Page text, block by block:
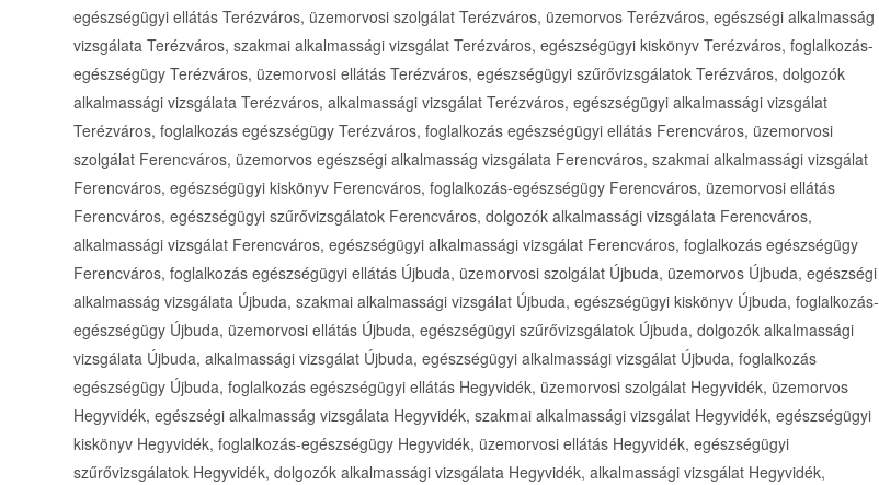
egészségügyi ellátás Terézváros, üzemorvosi szolgálat Terézváros, üzemorvos Terézváros, egészségi alkalmasság
vizsgálata Terézváros, szakmai alkalmassági vizsgálat Terézváros, egészségügyi kiskönyv Terézváros, foglalkozás-
egészségügy Terézváros, üzemorvosi ellátás Terézváros, egészségügyi szűrővizsgálatok Terézváros, dolgozók
alkalmassági vizsgálata Terézváros, alkalmassági vizsgálat Terézváros, egészségügyi alkalmassági vizsgálat
Terézváros, foglalkozás egészségügy Terézváros, foglalkozás egészségügyi ellátás Ferencváros, üzemorvosi
szolgálat Ferencváros, üzemorvos egészségi alkalmasság vizsgálata Ferencváros, szakmai alkalmassági vizsgálat
Ferencváros, egészségügyi kiskönyv Ferencváros, foglalkozás-egészségügy Ferencváros, üzemorvosi ellátás
Ferencváros, egészségügyi szűrővizsgálatok Ferencváros, dolgozók alkalmassági vizsgálata Ferencváros,
alkalmassági vizsgálat Ferencváros, egészségügyi alkalmassági vizsgálat Ferencváros, foglalkozás egészségügy
Ferencváros, foglalkozás egészségügyi ellátás Újbuda, üzemorvosi szolgálat Újbuda, üzemorvos Újbuda, egészségi
alkalmasság vizsgálata Újbuda, szakmai alkalmassági vizsgálat Újbuda, egészségügyi kiskönyv Újbuda, foglalkozás-
egészségügy Újbuda, üzemorvosi ellátás Újbuda, egészségügyi szűrővizsgálatok Újbuda, dolgozók alkalmassági
vizsgálata Újbuda, alkalmassági vizsgálat Újbuda, egészségügyi alkalmassági vizsgálat Újbuda, foglalkozás
egészségügy Újbuda, foglalkozás egészségügyi ellátás Hegyvidék, üzemorvosi szolgálat Hegyvidék, üzemorvos
Hegyvidék, egészségi alkalmasság vizsgálata Hegyvidék, szakmai alkalmassági vizsgálat Hegyvidék, egészségügyi
kiskönyv Hegyvidék, foglalkozás-egészségügy Hegyvidék, üzemorvosi ellátás Hegyvidék, egészségügyi
szűrővizsgálatok Hegyvidék, dolgozók alkalmassági vizsgálata Hegyvidék, alkalmassági vizsgálat Hegyvidék,